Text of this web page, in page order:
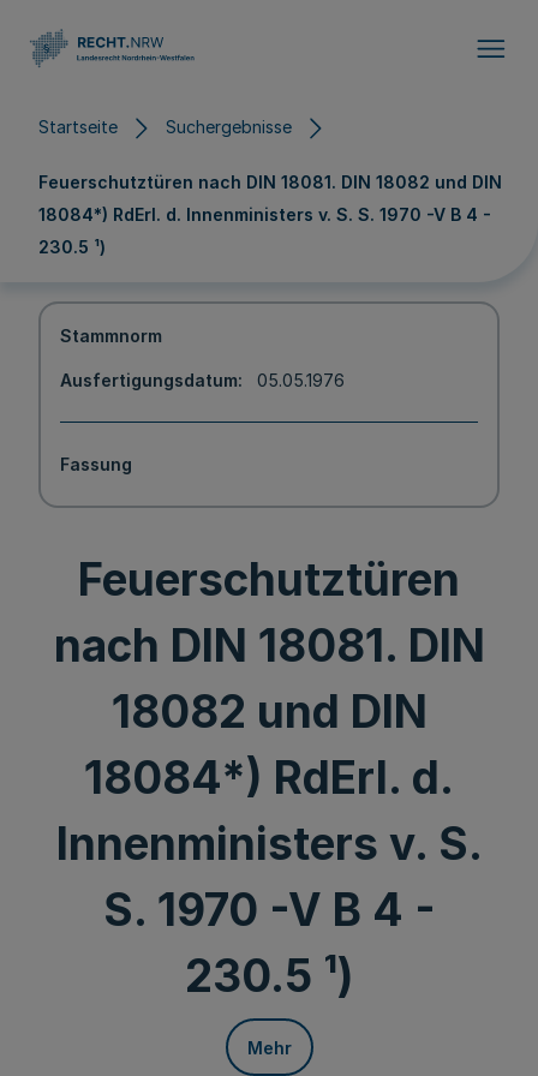
Startseite Suchergebnisse
Feuerschutztüren nach DIN 18081. DIN 18082 und DIN
18084*) RdErl. d. Innenministers v. S. S. 1970 -V B 4 -
230.5 ¹)
Stammnorm
Ausfertigungsdatum 05.05.1976
Fassung
Feuerschutztüren
nach DIN 18081. DIN
18082 und DIN
18084*) RdErl. d.
Innenministers v. S.
S. 1970 -V B 4 -
230.5 ¹)
Mehr